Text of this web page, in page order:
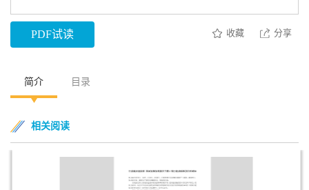
PDF试读 收藏 分享
简介 目录
相关阅读